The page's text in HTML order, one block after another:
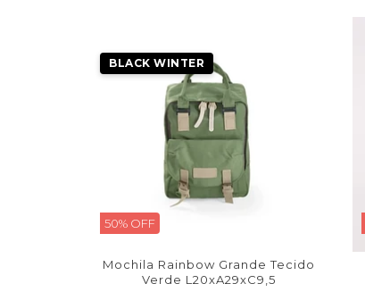
50% OFF
BLACK WINTER
Mochila Rainbow Grande Tecido
Verde L20xA29xC9,5